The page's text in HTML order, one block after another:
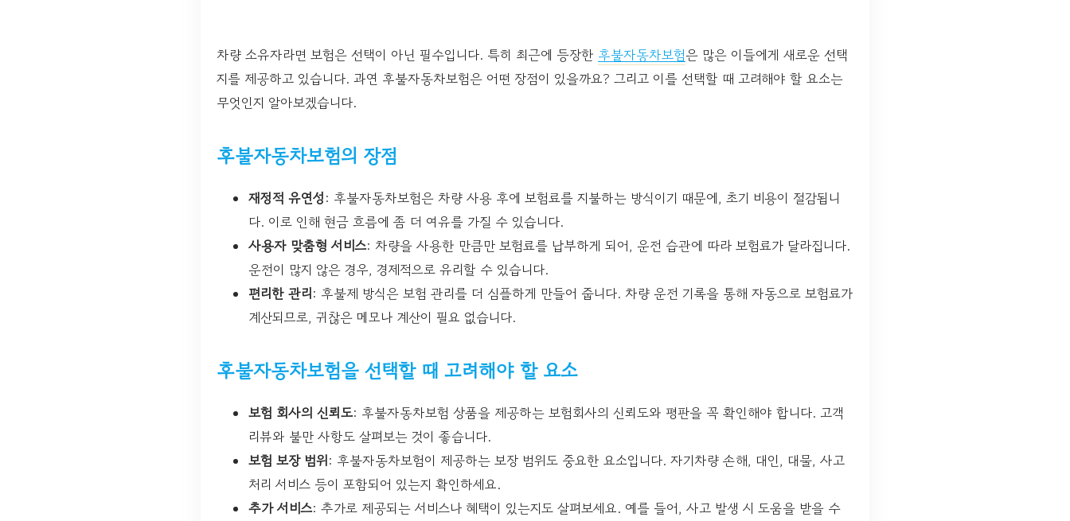
차량 소유자라면 보험은 선택이 아닌 필수입니다. 특히 최근에 등장한 후불자동차보험은 많은 이들에게 새로운 선택
지를 제공하고 있습니다. 과연 후불자동차보험은 어떤 장점이 있을까요? 그리고 이를 선택할 때 고려해야 할 요소는
무엇인지 알아보겠습니다.
후불자동차보험의 장점
재정적 유연성: 후불자동차보험은 차량 사용 후에 보험료를 지불하는 방식이기 때문에, 초기 비용이 절감됩니
다. 이로 인해 현금 흐름에 좀 더 여유를 가질 수 있습니다.
사용자 맞춤형 서비스: 차량을 사용한 만큼만 보험료를 납부하게 되어, 운전 습관에 따라 보험료가 달라집니다.
운전이 많지 않은 경우, 경제적으로 유리할 수 있습니다.
편리한 관리: 후불제 방식은 보험 관리를 더 심플하게 만들어 줍니다. 차량 운전 기록을 통해 자동으로 보험료가
계산되므로, 귀찮은 메모나 계산이 필요 없습니다.
후불자동차보험을 선택할 때 고려해야 할 요소
보험 회사의 신뢰도: 후불자동차보험 상품을 제공하는 보험회사의 신뢰도와 평판을 꼭 확인해야 합니다. 고객
리뷰와 불만 사항도 살펴보는 것이 좋습니다.
보험 보장 범위: 후불자동차보험이 제공하는 보장 범위도 중요한 요소입니다. 자기차량 손해, 대인, 대물, 사고
처리 서비스 등이 포함되어 있는지 확인하세요.
추가 서비스: 추가로 제공되는 서비스나 혜택이 있는지도 살펴보세요. 예를 들어, 사고 발생 시 도움을 받을 수